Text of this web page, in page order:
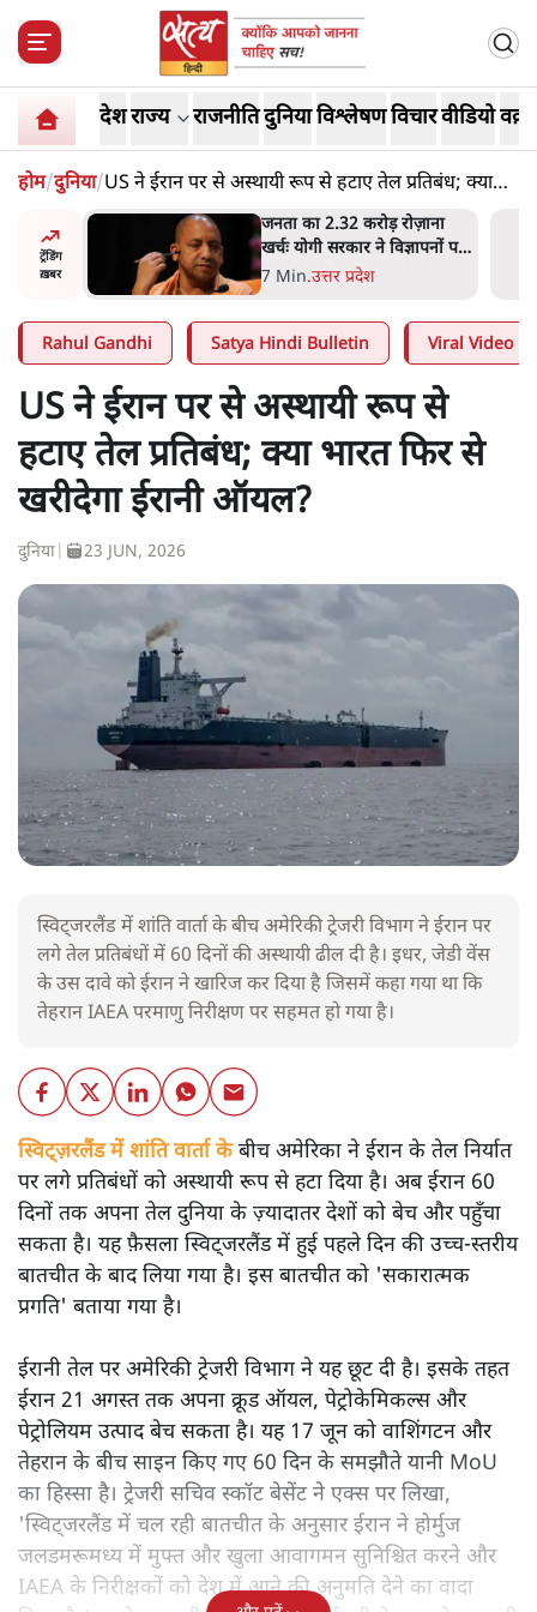
देशराज्य राजनीतिदुनियाविश्लेषणविचारवीडियो
होम/दुनिया/US ने ईरान पर से अस्थायी रूप से हटाए तेल प्रतिबंध; क्या
भारत फिर से खरीदेगा ईरानी ऑयल?
ट्रेंडिंग
ख़बर
पर
उलटबांसीः राष्ट्र के चरित्र की मरम्मत
जारी है
11 Min.व्यंग्य/उलटबाँसी
Rahul Gandhi Satya Hindi Bulletin Viral Video
US ने ईरान पर से अस्थायी रूप से
हटाए तेल प्रतिबंध; क्या भारत फिर से
खरीदेगा ईरानी ऑयल?
दुनिया 23 JUN, 2026
स्विट्जरलैंड में शांति वार्ता के बीच अमेरिकी ट्रेजरी विभाग ने ईरान पर
लगे तेल प्रतिबंधों में 60 दिनों की अस्थायी ढील दी है। इधर, जेडी वेंस
के उस दावे को ईरान ने खारिज कर दिया है जिसमें कहा गया था कि
तेहरान IAEA परमाणु निरीक्षण पर सहमत हो गया है।
स्विट्ज़रलैंड में शांति वार्ता केबीच अमेरिका ने ईरान के तेल निर्यात
पर लगे प्रतिबंधों को अस्थायी रूप से हटा दिया है। अब ईरान 60
दिनों तक अपना तेल दुनिया के ज़्यादातर देशों को बेच और पहुँचा
सकता है। यह फ़ैसला स्विट्जरलैंड में हुई पहले दिन की उच्च-स्तरीय
बातचीत के बाद लिया गया है। इस बातचीत को 'सकारात्मक
प्रगति' बताया गया है।
ईरानी तेल पर अमेरिकी ट्रेजरी विभाग ने यह छूट दी है। इसके तहत
ईरान 21 अगस्त तक अपना क्रूड ऑयल, पेट्रोकेमिकल्स और
पेट्रोलियम उत्पाद बेच सकता है। यह 17 जून को वाशिंगटन और
तेहरान के बीच साइन किए गए 60 दिन के समझौते यानी MoU
का हिस्सा है। ट्रेजरी सचिव स्कॉट बेसेंट ने एक्स पर लिखा,
'स्विट्जरलैंड में चल रही बातचीत के अनुसार ईरान ने होर्मुज
जलडमरूमध्य में मुफ्त और खुला आवागमन सुनिश्चित करने और
IAEA के निरीक्षकों को देश में आने की अनुमति देने का वादा